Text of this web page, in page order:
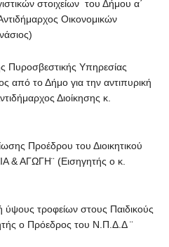
στοιχείων του Δήμου α΄
Οικονομικών
Υπηρεσίας
από το Δήμο για την αντιπυρική
Διοίκησης κ.
Προέδρου του Διοικητικού
& ΑΓΩΓΗ¨ (Εισηγητής ο κ.
τροφείων στους Παιδικούς
ο Πρόεδρος του Ν.Π.Δ.Δ ¨